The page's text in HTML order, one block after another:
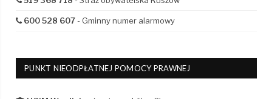
600 528 607- Gminny numer alarmowy
PUNKT NIEODPŁATNEJ POMOCY PRAWNEJ